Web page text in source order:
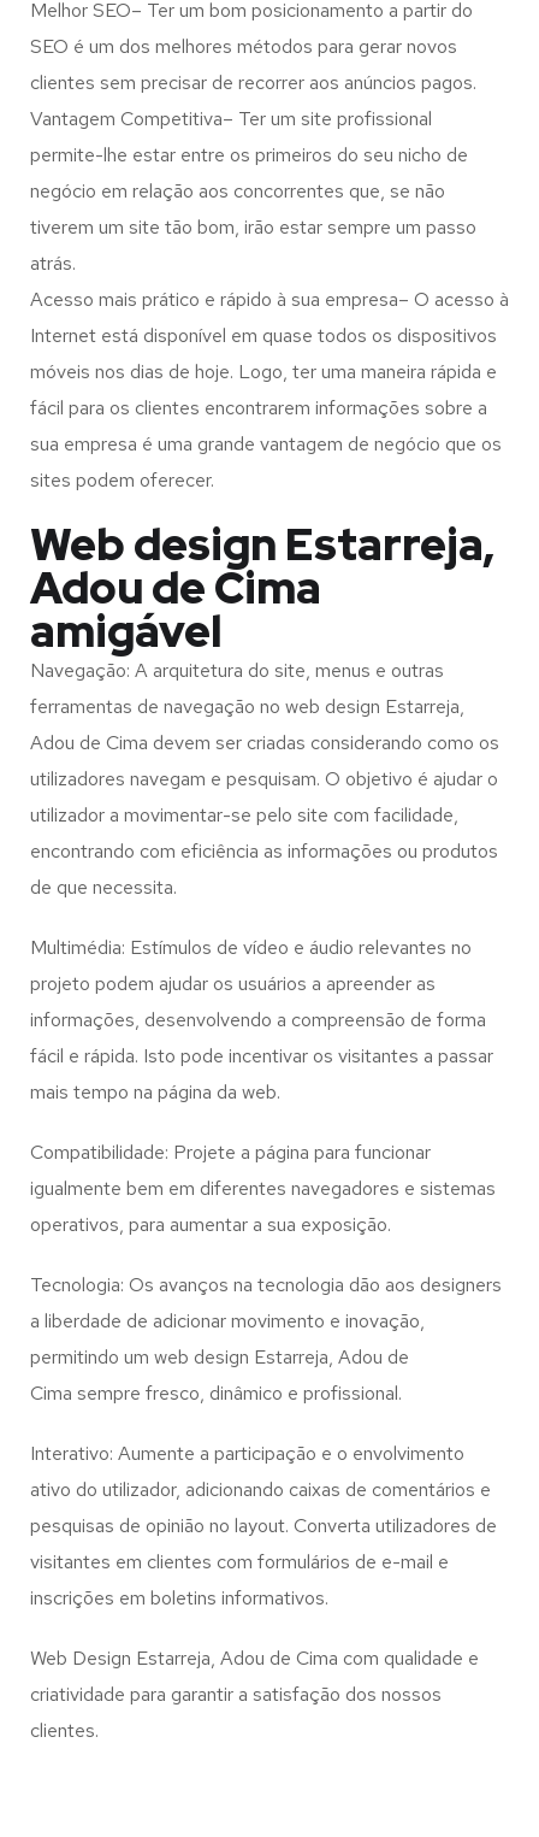
Melhor SEO– Ter um bom posicionamento a partir do
SEO é um dos melhores métodos para gerar novos
clientes sem precisar de recorrer aos anúncios pagos.
Vantagem Competitiva– Ter um site profissional
permite-lhe estar entre os primeiros do seu nicho de
negócio em relação aos concorrentes que, se não
tiverem um site tão bom, irão estar sempre um passo
atrás.
Acesso mais prático e rápido à sua empresa– O acesso à
Internet está disponível em quase todos os dispositivos
móveis nos dias de hoje. Logo, ter uma maneira rápida e
fácil para os clientes encontrarem informações sobre a
sua empresa é uma grande vantagem de negócio que os
sites podem oferecer.
Web design Estarreja,
Adou de Cima
amigável
Navegação: A arquitetura do site, menus e outras
ferramentas de navegação no web design Estarreja,
Adou de Cima devem ser criadas considerando como os
utilizadores navegam e pesquisam. O objetivo é ajudar o
utilizador a movimentar-se pelo site com facilidade,
encontrando com eficiência as informações ou produtos
de que necessita.
Multimédia: Estímulos de vídeo e áudio relevantes no
projeto podem ajudar os usuários a apreender as
informações, desenvolvendo a compreensão de forma
fácil e rápida. Isto pode incentivar os visitantes a passar
mais tempo na página da web.
Compatibilidade: Projete a página para funcionar
igualmente bem em diferentes navegadores e sistemas
operativos, para aumentar a sua exposição.
Tecnologia: Os avanços na tecnologia dão aos designers
a liberdade de adicionar movimento e inovação,
permitindo um web design Estarreja, Adou de
Cima sempre fresco, dinâmico e profissional.
Interativo: Aumente a participação e o envolvimento
ativo do utilizador, adicionando caixas de comentários e
pesquisas de opinião no layout. Converta utilizadores de
visitantes em clientes com formulários de e-mail e
inscrições em boletins informativos.
Web Design Estarreja, Adou de Cima com qualidade e
criatividade para garantir a satisfação dos nossos
clientes.